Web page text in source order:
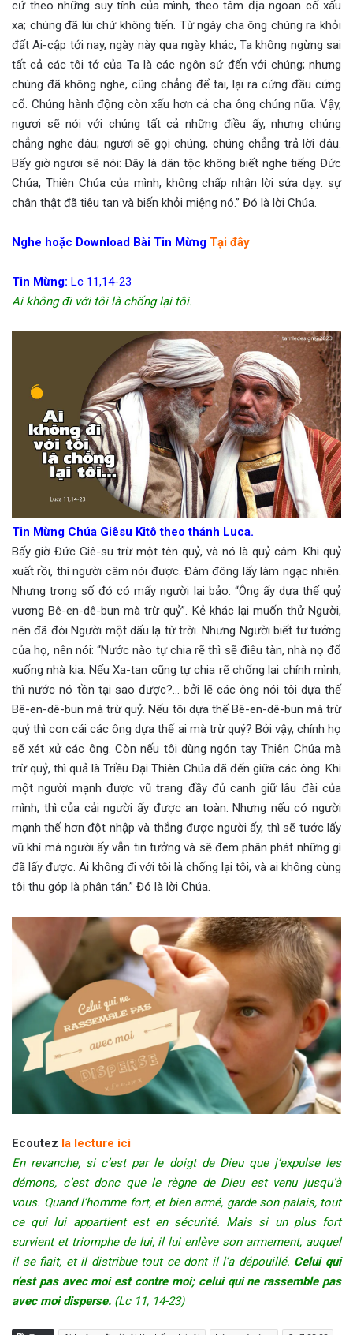
cứ theo những suy tính của mình, theo tâm địa ngoan cố xấu
xa; chúng đã lùi chứ không tiến. Từ ngày cha ông chúng ra khỏi
đất Ai-cập tới nay, ngày này qua ngày khác, Ta không ngừng sai
tất cả các tôi tớ của Ta là các ngôn sứ đến với chúng; nhưng
chúng đã không nghe, cũng chẳng để tai, lại ra cứng đầu cứng
cổ. Chúng hành động còn xấu hơn cả cha ông chúng nữa. Vậy,
ngươi sẽ nói với chúng tất cả những điều ấy, nhưng chúng
chẳng nghe đâu; ngươi sẽ gọi chúng, chúng chẳng trả lời đâu.
Bấy giờ ngươi sẽ nói: Đây là dân tộc không biết nghe tiếng Đức
Chúa, Thiên Chúa của mình, không chấp nhận lời sửa dạy: sự
chân thật đã tiêu tan và biến khỏi miệng nó.” Đó là lời Chúa.
Nghe hoặc Download Bài Tin Mừng Tại đây
Tin Mừng: Lc 11,14-23
Ai không đi với tôi là chống lại tôi.
Tin Mừng Chúa Giêsu Kitô theo thánh Luca.
Bấy giờ Đức Giê-su trừ một tên quỷ, và nó là quỷ câm. Khi quỷ
xuất rồi, thì người câm nói được. Đám đông lấy làm ngạc nhiên.
Nhưng trong số đó có mấy người lại bảo: “Ông ấy dựa thế quỷ
vương Bê-en-dê-bun mà trừ quỷ”. Kẻ khác lại muốn thử Người,
nên đã đòi Người một dấu lạ từ trời. Nhưng Người biết tư tưởng
của họ, nên nói: “Nước nào tự chia rẽ thì sẽ điêu tàn, nhà nọ đổ
xuống nhà kia. Nếu Xa-tan cũng tự chia rẽ chống lại chính mình,
thì nước nó tồn tại sao được?… bởi lẽ các ông nói tôi dựa thế
Bê-en-dê-bun mà trừ quỷ. Nếu tôi dựa thế Bê-en-dê-bun mà trừ
quỷ thì con cái các ông dựa thế ai mà trừ quỷ? Bởi vậy, chính họ
sẽ xét xử các ông. Còn nếu tôi dùng ngón tay Thiên Chúa mà
trừ quỷ, thì quả là Triều Đại Thiên Chúa đã đến giữa các ông. Khi
một người mạnh được vũ trang đầy đủ canh giữ lâu đài của
mình, thì của cải người ấy được an toàn. Nhưng nếu có người
mạnh thế hơn đột nhập và thắng được người ấy, thì sẽ tước lấy
vũ khí mà người ấy vẫn tin tưởng và sẽ đem phân phát những gì
đã lấy được. Ai không đi với tôi là chống lại tôi, và ai không cùng
tôi thu góp là phân tán.” Đó là lời Chúa.
Ecoutez la lecture ici
En revanche, si c’est par le doigt de Dieu que j’expulse les
démons, c’est donc que le règne de Dieu est venu jusqu’à
vous. Quand l’homme fort, et bien armé, garde son palais, tout
ce qui lui appartient est en sécurité. Mais si un plus fort
survient et triomphe de lui, il lui enlève son armement, auquel
il se fiait, et il distribue tout ce dont il l’a dépouillé. Celui qui
n’est pas avec moi est contre moi; celui qui ne rassemble pas
avec moi disperse. (Lc 11, 14-23)